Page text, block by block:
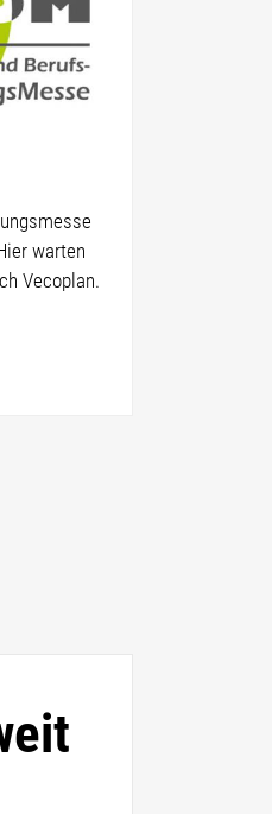
warten
Vecoplan.